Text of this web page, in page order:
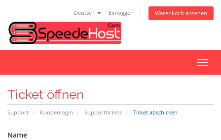
Deutsch Einloggen Warenkorb ansehen
ein-/
Ticket öffnen
Support Kundenlogin Supporttickets Ticket abschicken
Name